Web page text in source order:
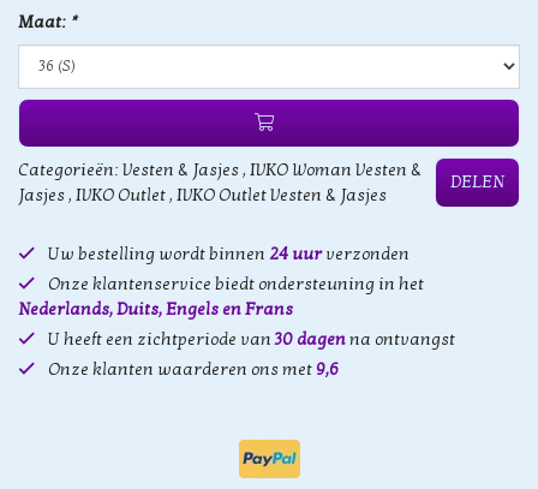
Maat: *
Categorieën: Vesten & Jasjes, IVKO Woman Vesten &
Jasjes, IVKO Outlet, IVKO Outlet Vesten & Jasjes
DELEN
Uw bestelling wordt binnen 24 uurverzonden
Onze klantenservice biedt ondersteuning in het
Nederlands, Duits, Engels en Frans
U heeft een zichtperiode van30 dagenna ontvangst
Onze klanten waarderen ons met 9,6